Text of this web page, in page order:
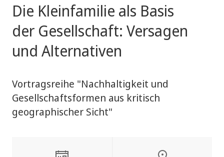
Die Kleinfamilie als Basis
der Gesellschaft: Versagen
und Alternativen
Vortragsreihe "Nachhaltigkeit und
Gesellschaftsformen aus kritisch
geographischer Sicht"